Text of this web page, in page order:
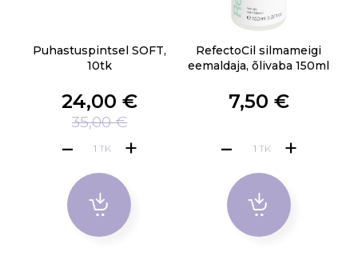
Puhastuspintsel SOFT,
10tk
24,00 €
35,00 €
TK
RefectoCil silmameigi
eemaldaja, õlivaba 150ml
7,50 €
TK